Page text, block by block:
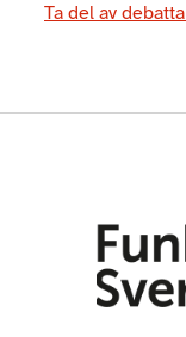
Ta del av